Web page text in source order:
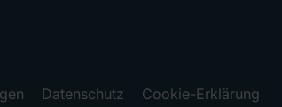
Datenschutz Cookie-Erklärung